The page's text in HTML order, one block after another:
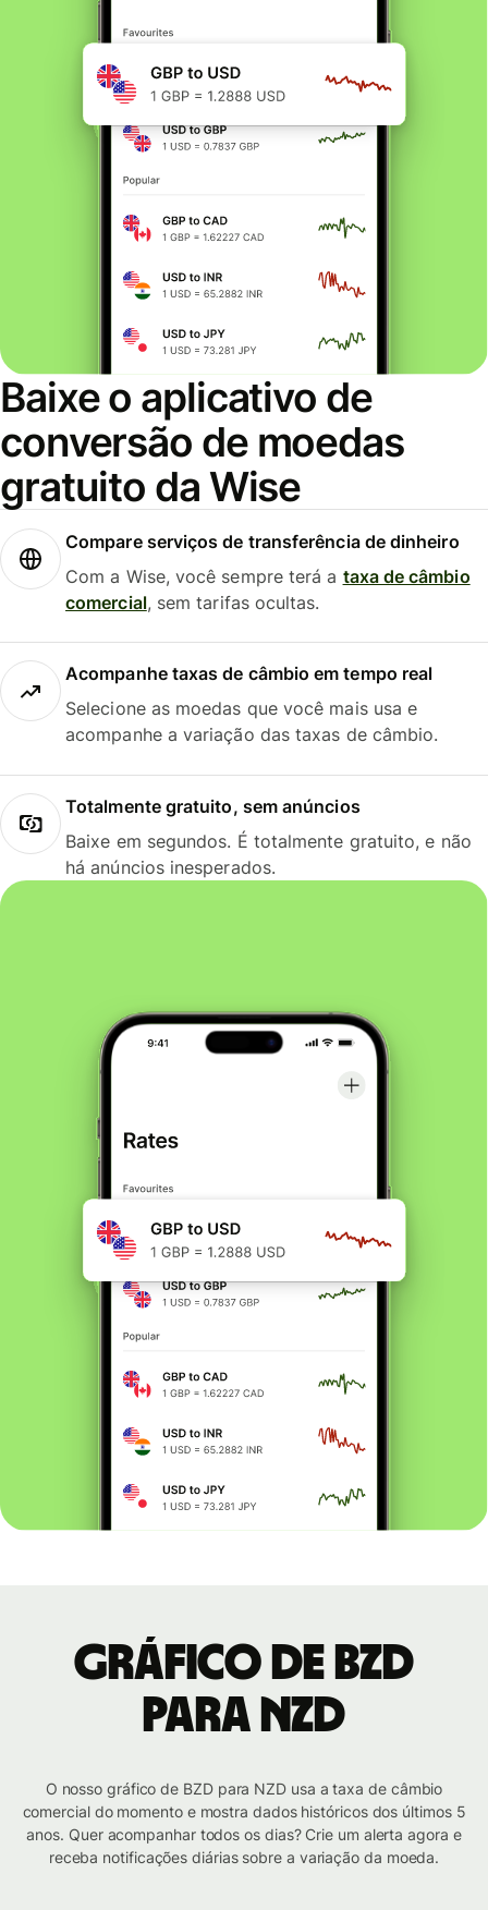
Baixe o aplicativo de
conversão de moedas
gratuito da Wise
Compare serviços de transferência de dinheiro
Com a Wise, você sempre terá a taxa de câmbio
comercial, sem tarifas ocultas.
Acompanhe taxas de câmbio em tempo real
Selecione as moedas que você mais usa e
acompanhe a variação das taxas de câmbio.
Totalmente gratuito, sem anúncios
Baixe em segundos. É totalmente gratuito, e não
há anúncios inesperados.
Gráfico de BZD
para NZD
O nosso gráfico de BZD para NZD usa a taxa de câmbio
comercial do momento e mostra dados históricos dos últimos 5
anos. Quer acompanhar todos os dias? Crie um alerta agora e
receba notificações diárias sobre a variação da moeda.